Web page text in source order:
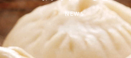
NEWS